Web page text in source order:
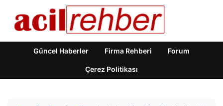
Güncel Haberler Firma Rehberi Forum
Çerez Politikası